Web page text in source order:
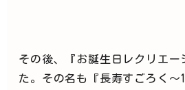
その後、『お誕生日レクリエー
た。その名も
『長寿すごろく～